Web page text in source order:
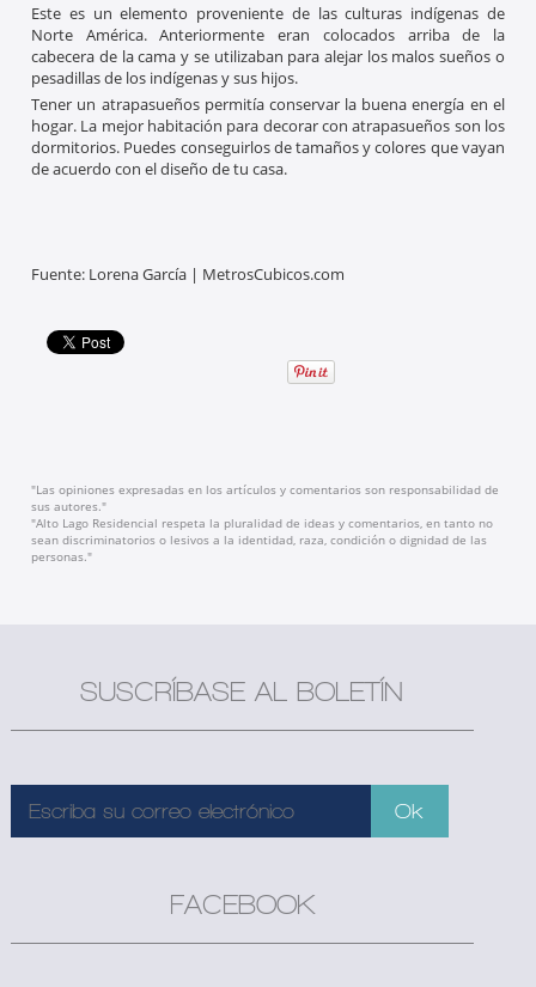
Este es un elemento proveniente de las culturas indígenas de
Norte América. Anteriormente eran colocados arriba de la
cabecera de la cama y se utilizaban para alejar los malos sueños o
pesadillas de los indígenas y sus hijos.
Tener un atrapasueños permitía conservar la buena energía en el
hogar. La mejor habitación para decorar con atrapasueños son los
dormitorios. Puedes conseguirlos de tamaños y colores que vayan
de acuerdo con el diseño de tu casa.
Fuente: Lorena García | MetrosCubicos.com
"Las opiniones expresadas en los artículos y comentarios son responsabilidad de
sus autores."
"Alto Lago Residencial respeta la pluralidad de ideas y comentarios, en tanto no
sean discriminatorios o lesivos a la identidad, raza, condición o dignidad de las
personas."
SUSCRÍBASE AL BOLETÍN
FACEBOOK